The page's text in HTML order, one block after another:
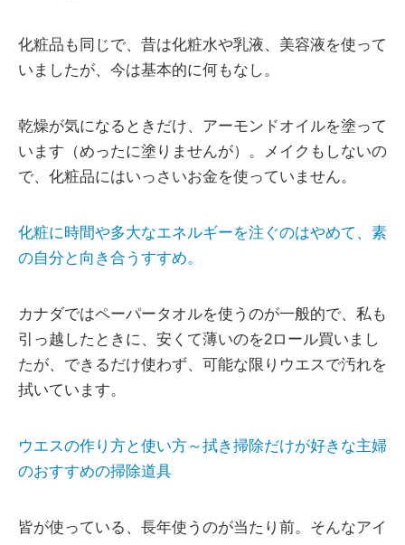
化粧品も同じで、昔は化粧水や乳液、美容液を使って
いましたが、今は基本的に何もなし。
乾燥が気になるときだけ、アーモンドオイルを塗って
います（めったに塗りませんが）。メイクもしないの
で、化粧品にはいっさいお金を使っていません。
化粧に時間や多大なエネルギーを注ぐのはやめて、素
の自分と向き合うすすめ。
カナダではペーパータオルを使うのが一般的で、私も
引っ越したときに、安くて薄いのを2ロール買いまし
たが、できるだけ使わず、可能な限りウエスで汚れを
拭いています。
ウエスの作り方と使い方～拭き掃除だけが好きな主婦
のおすすめの掃除道具
皆が使っている、長年使うのが当たり前。そんなアイ